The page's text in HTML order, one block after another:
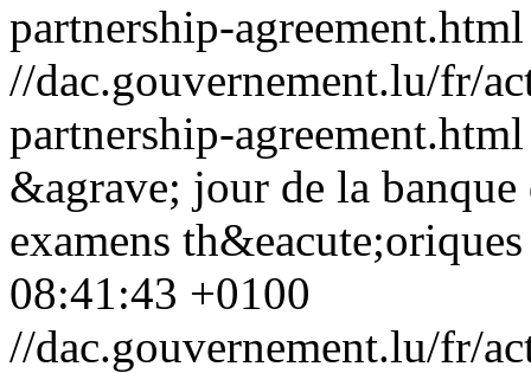
partnership-agreement.html
//dac.gouvernement.lu/fr/
partnership-agreement.html
&agrave; jour de la
examens
08:41:43 +0100
//dac.gouvernement.lu/fr/